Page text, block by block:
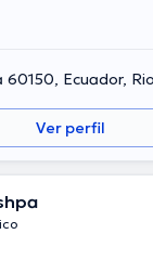
60150, Ecuador,
Ver perfil